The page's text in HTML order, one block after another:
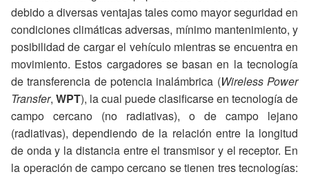
debido a diversas ventajas tales como mayor seguridad en
condiciones climáticas adversas, mínimo mantenimiento, y
posibilidad de cargar el vehículo mientras se encuentra en
movimiento. Estos cargadores se basan en la tecnología
de transferencia de potencia inalámbrica (Wireless Power
Transfer, WPT), la cual puede clasificarse en tecnología de
campo cercano (no radiativas), o de campo lejano
(radiativas), dependiendo de la relación entre la longitud
de onda y la distancia entre el transmisor y el receptor. En
la operación de campo cercano se tienen tres tecnologías: